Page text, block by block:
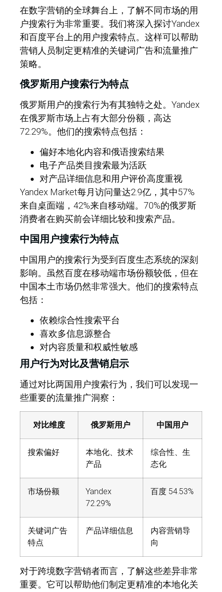
在数字营销的全球舞台上，了解不同市场的用
户搜索行为非常重要。我们将深入探讨Yandex
和百度平台上的用户搜索特点。这样可以帮助
营销人员制定更精准的关键词广告和流量推广
策略。
俄罗斯用户搜索行为特点
俄罗斯用户的搜索行为有其独特之处。Yandex
在俄罗斯市场上占有大部分份额，高达
72.29%。他们的搜索特点包括：
偏好本地化内容和俄语搜索结果
电子产品类目搜索最为活跃
对产品详细信息和用户评价高度重视
Yandex Market每月访问量达2.9亿，其中57%
来自桌面端，42%来自移动端。70%的俄罗斯
消费者在购买前会详细比较和搜索产品。
中国用户搜索行为特点
中国用户的搜索行为受到百度生态系统的深刻
影响。虽然百度在移动端市场份额较低，但在
中国本土市场仍然非常强大。他们的搜索特点
包括：
依赖综合性搜索平台
喜欢多信息源整合
对内容质量和权威性敏感
用户行为对比及营销启示
通过对比两国用户搜索行为，我们可以发现一
些重要的流量推广洞察：
对比维度 俄罗斯用户 中国用户
搜索偏好
本地化、技术
产品
综合性、生
态化
市场份额
Yandex
72.29%
百度 54.53%
关键词广告
特点
产品详细信息
内容营销导
向
对于跨境数字营销者而言，了解这些差异非常
重要。它可以帮助他们制定更精准的本地化关